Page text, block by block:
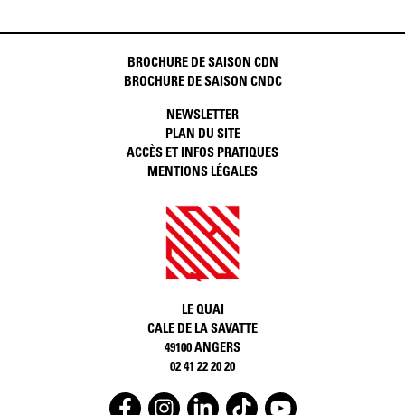
BROCHURE DE SAISON CDN
BROCHURE DE SAISON CNDC
NEWSLETTER
PLAN DU SITE
ACCÈS ET INFOS PRATIQUES
MENTIONS LÉGALES
LE QUAI
CALE DE LA SAVATTE
49100 ANGERS
02 41 22 20 20